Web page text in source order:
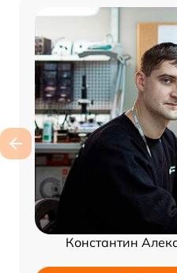
Константин